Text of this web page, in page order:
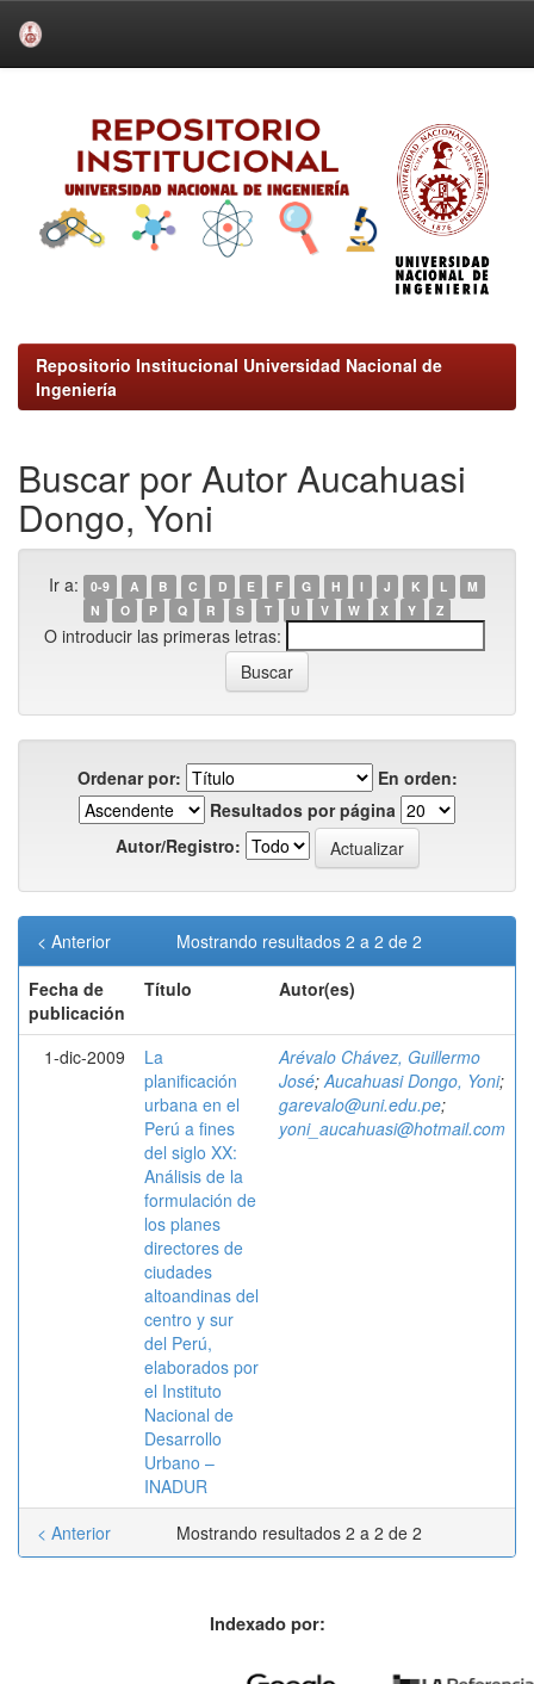
Repositorio Institucional Universidad Nacional de
Ingeniería
Buscar por Autor Aucahuasi
Dongo, Yoni
Ir a: 0-9 A B C D E F G H I J K L
M
N
O P Q R S T U V W X Y Z
O introducir las primeras letras:
Ordenar por:
En orden:
Resultados por página
Autor/Registro:
Mostrando resultados 2 a 2 de 2
< Anterior
Fecha de
publicación
Título Autor(es)
1-dic-2009
La
planificación
urbana en el
Perú a fines
del siglo XX:
Análisis de la
formulación de
los planes
directores de
ciudades
altoandinas del
centro y sur
del Perú,
elaborados por
el Instituto
Nacional de
Desarrollo
Urbano –
INADUR
Arévalo Chávez, Guillermo
José; Aucahuasi Dongo, Yoni;
garevalo@uni.edu.pe;
yoni_aucahuasi@hotmail.com
Mostrando resultados 2 a 2 de 2
< Anterior
Indexado por: